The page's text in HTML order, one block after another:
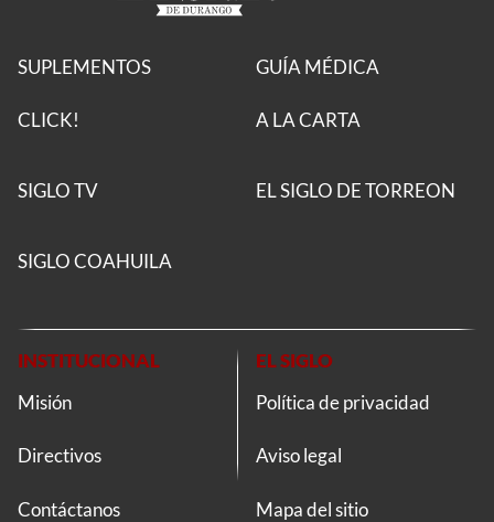
SUPLEMENTOS
CLICK!
GUÍA MÉDICA
A LA CARTA
SIGLO TV EL SIGLO DE TORREON
SIGLO COAHUILA
INSTITUCIONAL
Misión
Directivos
Contáctanos
EL SIGLO
Política de privacidad
Aviso legal
Mapa del sitio